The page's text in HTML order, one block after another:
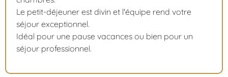
Le petit-déjeuner est divin et l'équipe rend votre
séjour exceptionnel.
Idéal pour une pause vacances ou bien pour un
séjour professionnel.